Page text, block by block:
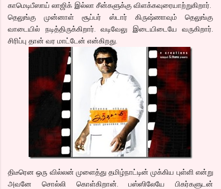
காமெடிபீஸாய் லாஜிக் இல்லா சீன்களுக்கு விளக்கவுரையாற்றுகிறார்.
தெலுங்கு முன்னாள் சூப்பர் ஸ்டார் கிருஷ்ணாவும் தெலுங்கு
வாடையில் நடித்திருக்கிறார். வடிவேலு இடையிடையே வருகிறார்.
சிரிப்பு தான் வர மாட்டேன் என்கிறது.
திடீரென ஒரு வில்லன் முளைத்து தமிழ்நாட்டின் முக்கிய புள்ளி என்று
அவனே சொல்லி கொள்கிறான். பஸ்ஸிலேயே பிகர்களுடன்